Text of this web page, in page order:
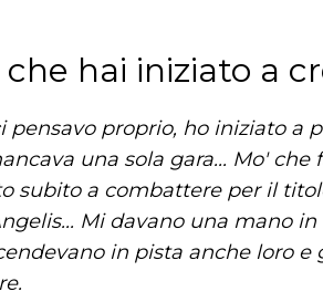
hai iniziato a
pensavo proprio, ho iniziato a
una sola gara... Mo'
subito a combattere per il
Mi davano una mano
in pista anche loro